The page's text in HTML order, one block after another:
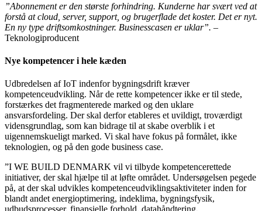
”Abonnement er den største forhindring. Kunderne har svært ved at
forstå at cloud, server, support, og brugerflade det koster. Det er nyt.
En ny type driftsomkostninger. Businesscasen er uklar”. –
Teknologiproducent
Nye kompetencer i hele kæden
Udbredelsen af IoT indenfor bygningsdrift kræver
kompetenceudvikling. Når de rette kompetencer ikke er til stede,
forstærkes det fragmenterede marked og den uklare
ansvarsfordeling. Der skal derfor etableres et uvildigt, troværdigt
vidensgrundlag, som kan bidrage til at skabe overblik i et
uigennemskueligt marked. Vi skal have fokus på formålet, ikke
teknologien, og på den gode business case.
”I WE BUILD DENMARK vil vi tilbyde kompetencerettede
initiativer, der skal hjælpe til at løfte området. Undersøgelsen pegede
på, at der skal udvikles kompetenceudviklingsaktiviteter inden for
blandt andet energioptimering, indeklima, bygningsfysik,